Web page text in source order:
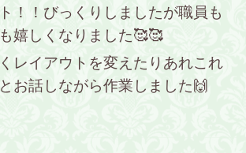
！！びっくりしましたが職員も
嬉しくなりました🥰🥰
レイアウトを変えたりあれこれ
お話しながら作業しました🙌